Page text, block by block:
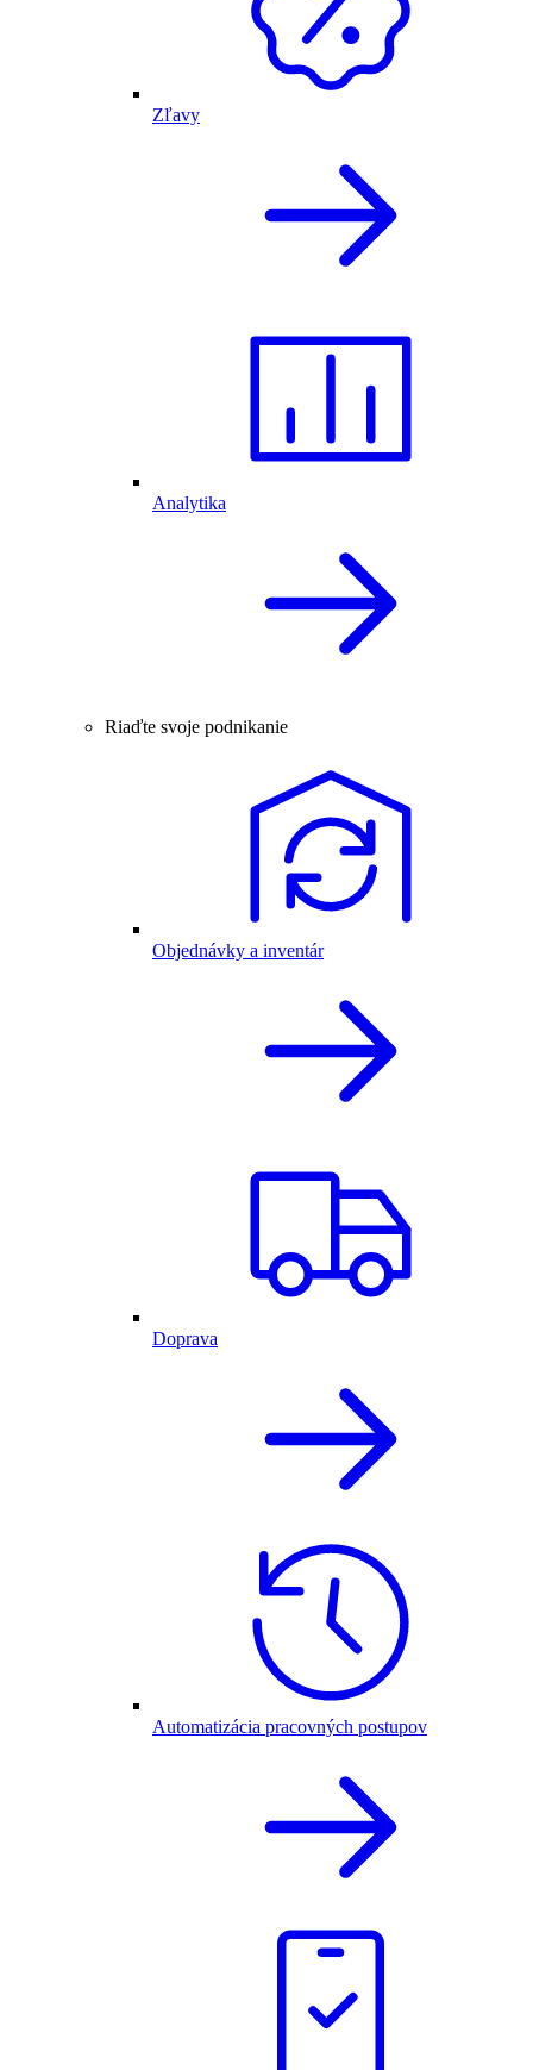
Zľavy
Analytika
Riaďte svoje podnikanie
Objednávky a inventár
Doprava
Automatizácia pracovných postupov